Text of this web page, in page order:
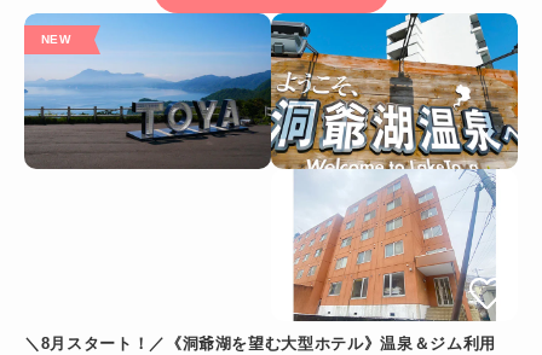
＼8月スタート！／《洞爺湖を望む大型ホテル》温泉＆ジム利用